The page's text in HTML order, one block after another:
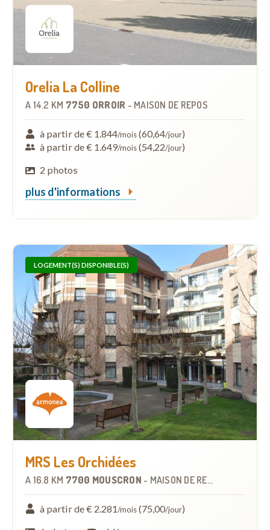
Orelia La Colline
À 14.2 KM 7750 ORROIR - MAISON DE REPOS
à partir de € 1.844/mois(60,64/jour)
à partir de € 1.649/mois(54,22/jour)
2 photos
plus d'informations
LOGEMENT(S) DISPONIBLE(S)
MRS Les Orchidées
À 16.8 KM 7700 MOUSCRON - MAISON DE REPOS
à partir de € 2.281/mois(75,00/jour)